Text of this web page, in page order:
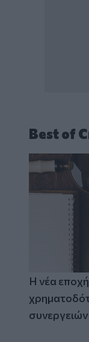
Best of
Η νέα εποχή
συνεργειών